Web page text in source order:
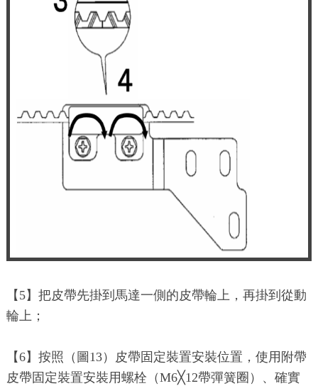
【5】把皮帶先掛到馬達一側的皮帶輪上，再掛到從動
輪上；
【6】按照（圖13）皮帶固定裝置安裝位置，使用附帶
皮帶固定裝置安裝用螺栓（M6╳12帶彈簧圈）、確實